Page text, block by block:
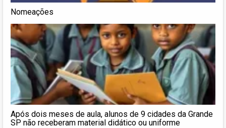
Nomeações
Após dois meses de aula, alunos de 9 cidades da Grande
SP não receberam material didático ou uniforme